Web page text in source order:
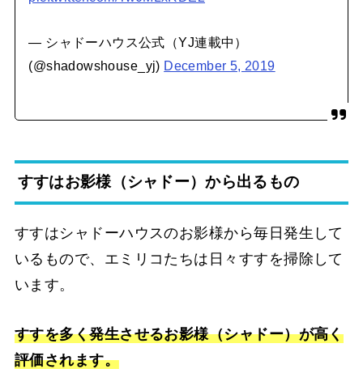
— シャドーハウス公式（YJ連載中）
(@shadowshouse_yj) December 5, 2019
すすはお影様（シャドー）から出るもの
すすはシャドーハウスのお影様から毎日発生して
いるもので、エミリコたちは日々すすを掃除して
います。
すすを多く発生させるお影様（シャドー）が高く
評価されます。